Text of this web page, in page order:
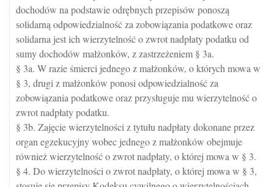
dochodów na podstawie odrębnych przepisów ponoszą
solidarną odpowiedzialność za zobowiązania podatkowe oraz
solidarna jest ich wierzytelność o zwrot nadpłaty podatku od
sumy dochodów małżonków, z zastrzeżeniem § 3a.
§ 3a. W razie śmierci jednego z małżonków, o których mowa w
§ 3, drugi z małżonków ponosi odpowiedzialność za
zobowiązania podatkowe oraz przysługuje mu wierzytelność o
zwrot nadpłaty podatku.
§ 3b. Zajęcie wierzytelności z tytułu nadpłaty dokonane przez
organ egzekucyjny wobec jednego z małżonków obejmuje
również wierzytelność o zwrot nadpłaty, o której mowa w § 3.
§ 4. Do wierzytelności o zwrot nadpłaty, o której mowa w § 3,